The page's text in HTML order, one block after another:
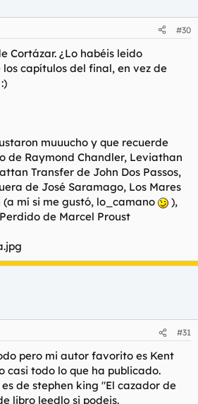
#30
Cortázar. ¿Lo habéis leido
capítulos del final, en vez de
muuucho y que recuerde
de Raymond Chandler, Leviathan
Transfer de John Dos Passos,
de José Saramago, Los Mares
mí si me gustó, lo_camano
),
de Marcel Proust
#31
pero mi autor favorito es Kent
casi todo lo que ha publicado.
de stephen king "El cazador de
libro leedlo si podeis.